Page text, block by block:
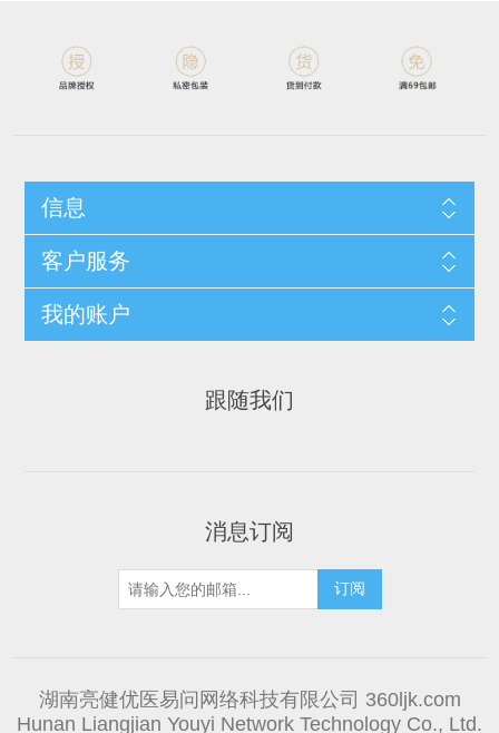
信息
客户服务
我的账户
跟随我们
消息订阅
湖南亮健优医易问网络科技有限公司 360ljk.com
Hunan Liangjian Youyi Network Technology Co., Ltd.